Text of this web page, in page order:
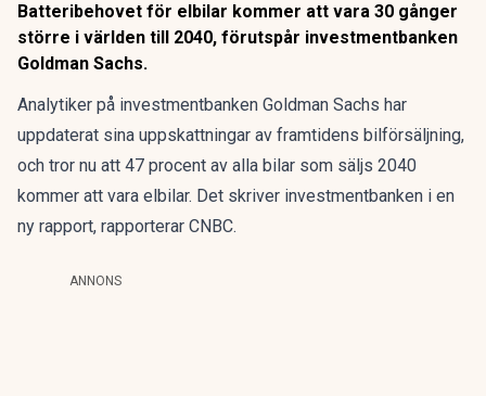
Batteribehovet för elbilar kommer att vara 30 gånger
större i världen till 2040, förutspår investmentbanken
Goldman Sachs.
Analytiker på investmentbanken Goldman Sachs har
uppdaterat sina uppskattningar av framtidens bilförsäljning,
och tror nu att 47 procent av alla bilar som säljs 2040
kommer att vara elbilar. Det skriver investmentbanken i en
ny rapport, rapporterar CNBC.
ANNONS